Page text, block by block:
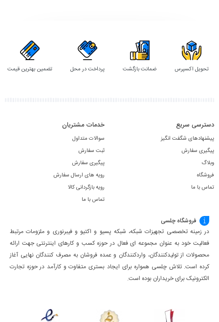
تحویل اکسپرس ضمانت بازگشت پرداخت در محل تضمین بهترین قیمت
دسترسی سریع
پیشنهادهای شگفت انگیز
پیگیری سفارش
وبلاگ
فروشگاه
تماس با ما
خدمات مشتریان
سوالات متداول
ثبت سفارش
پیگیری سفارش
رویه های ارسال سفارش
رویه بازگردانی کالا
تماس با ما
فروشگاه چلسی
در زمینه تخصصی تجهیزات شبکه، شبکه پسیو و اکتیو و فیبرنوری و ملزومات مرتبط
فعالیت خود به عنوان مجموعه ای فعال در حوزه کسب ‌و کارهای اینترنتی جهت ارائه
محصولات از تولیدکنندگان، واردکنندگان و عمده فروشان به مصرف کنندگان نهایی آغاز
کرده است. تلاش چلسی همواره برای ایجاد بستری متفاوت و کارآمد در حوزه تجارت
الکترونیک برای خریداران بوده است.